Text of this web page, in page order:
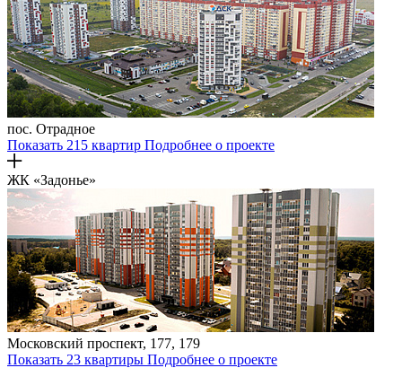
пос. Отрадное
Показать 215 квартир Подробнее о проекте
ЖК «Задонье»
Московский проспект, 177, 179
Показать 23 квартиры Подробнее о проекте